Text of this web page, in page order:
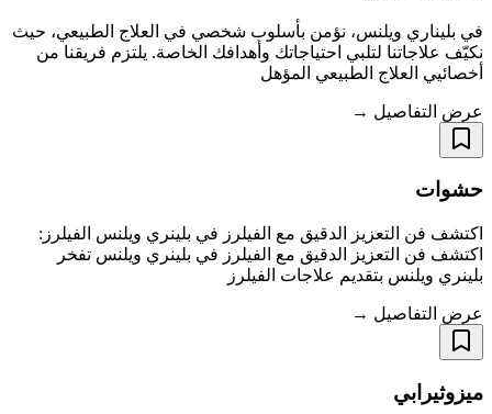
في بليناري ويلنس، نؤمن بأسلوب شخصي في العلاج الطبيعي، حيث
نكيّف علاجاتنا لتلبي احتياجاتك وأهدافك الخاصة. يلتزم فريقنا من
أخصائيي العلاج الطبيعي المؤهل
عرض التفاصيل →
حشوات
اكتشف فن التعزيز الدقيق مع الفيلرز في بلينري ويلنس الفيلرز:
اكتشف فن التعزيز الدقيق مع الفيلرز في بلينري ويلنس تفخر
بلينري ويلنس بتقديم علاجات الفيلرز
عرض التفاصيل →
ميزوثيرابي